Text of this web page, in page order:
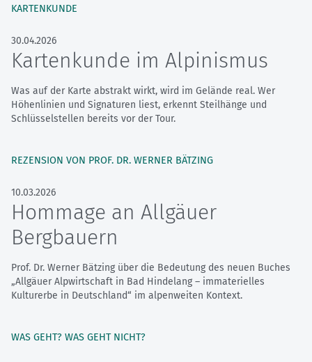
KARTENKUNDE
30.04.2026
Kartenkunde im Alpinismus
Was auf der Karte abstrakt wirkt, wird im Gelände real. Wer
Höhenlinien und Signaturen liest, erkennt Steilhänge und
Schlüsselstellen bereits vor der Tour.
REZENSION VON PROF. DR. WERNER BÄTZING
10.03.2026
Hommage an Allgäuer
Bergbauern
Prof. Dr. Werner Bätzing über die Bedeutung des neuen Buches
„Allgäuer Alpwirtschaft in Bad Hindelang – immaterielles
Kulturerbe in Deutschland“ im alpenweiten Kontext.
WAS GEHT? WAS GEHT NICHT?